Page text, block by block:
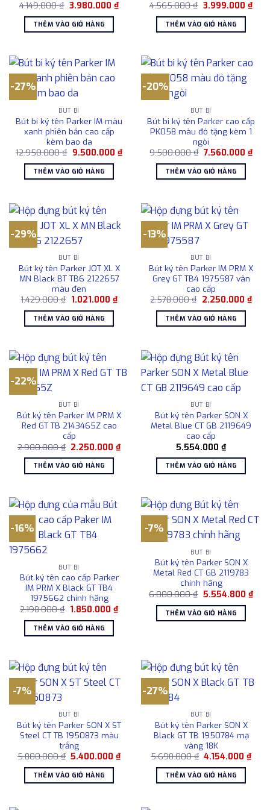
4.149.000₫ Giá
là:
4.149.000 ₫.
3.980.000 ₫Giá
hiện
3.980.000 ₫.
THÊM VÀO GIỎ HÀNG
4.565.000₫ Giá
là:
4.565.000 ₫.
3.999.000 ₫Giá
hiện
THÊM VÀO GIỎ HÀNG
-27%
BÚT BI
Bút bi ký tên Parker IM màu
xanh phiên bản cao cấp
kèm bao da
12.950.000₫ Giá
là:
12.950.000 ₫.
9.500.000 ₫Giá
hiện
9.500.000 ₫.
THÊM VÀO GIỎ HÀNG
-20%
BÚT BI
Bút bi ký tên Parker cao cấp
PK058 màu đỏ tặng kèm 1
ngòi
9.500.000₫ Giá
là:
9.500.000 ₫.
7.560.000 ₫Giá
hiện
THÊM VÀO GIỎ HÀNG
-29%
BÚT BI
Bút ký tên Parker JOT XL X
MN Black BT TB6 2122657
màu đen
1.429.000₫ Giá
là:
1.429.000 ₫.
1.021.000 ₫Giá
hiện
1.021.000 ₫.
THÊM VÀO GIỎ HÀNG
-13%
BÚT BI
Bút ký tên Parker IM PRM X
Grey GT TB4 1975587 vân
cao cấp
2.578.000₫ Giá
là:
2.578.000 ₫.
2.250.000 ₫Giá
hiện
THÊM VÀO GIỎ HÀNG
-22%
BÚT BI
Bút ký tên Parker IM PRM X
Red GT TB 2143465Z cao
cấp
2.900.000₫ Giá
là:
2.900.000 ₫.
2.250.000₫Giá
hiện
2.250.000 ₫.
THÊM VÀO GIỎ HÀNG
BÚT BI
Bút ký tên Parker SON X
Metal Blue CT GB 2119649
cao cấp
5.554.000 ₫
THÊM VÀO GIỎ HÀNG
-16%
BÚT BI
Bút ký tên cao cấp Parker
IM PRM X Black GT TB4
1975662 chính hãng
2.198.000₫ Giá
là:
2.198.000 ₫.
1.850.000 ₫Giá
hiện
THÊM VÀO GIỎ HÀNG
-7%
BÚT BI
Bút ký tên Parker SON X
Metal Red CT GB 2119783
chính hãng
6.000.000₫ Giá
là:
6.000.000 ₫.
5.554.800 ₫Giá
hiện
THÊM VÀO GIỎ HÀNG
-7%
BÚT BI
Bút ký tên Parker SON X ST
Steel CT TB 1950873 màu
trắng
5.800.000₫ Giá
là:
5.800.000 ₫.
5.400.000₫Giá
hiện
5.400.000 ₫.
THÊM VÀO GIỎ HÀNG
-27%
BÚT BI
Bút ký tên Parker SON X
Black GT TB 1950784 mạ
vàng 18K
5.698.000₫ Giá
là:
5.698.000 ₫.
4.154.000₫Giá
hiện
THÊM VÀO GIỎ HÀNG